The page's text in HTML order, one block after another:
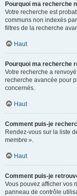
Pourquoi ma recherche
Votre recherche est
communs non indexés
filtres de la recherche
Haut
Pourquoi ma recherche
Votre recherche a
recherche avancée pour
concernés.
Haut
Comment puis-je
Rendez-vous sur la liste
membre ».
Haut
Comment puis-je
Vous pouvez afficher vos
panneau de contrôle